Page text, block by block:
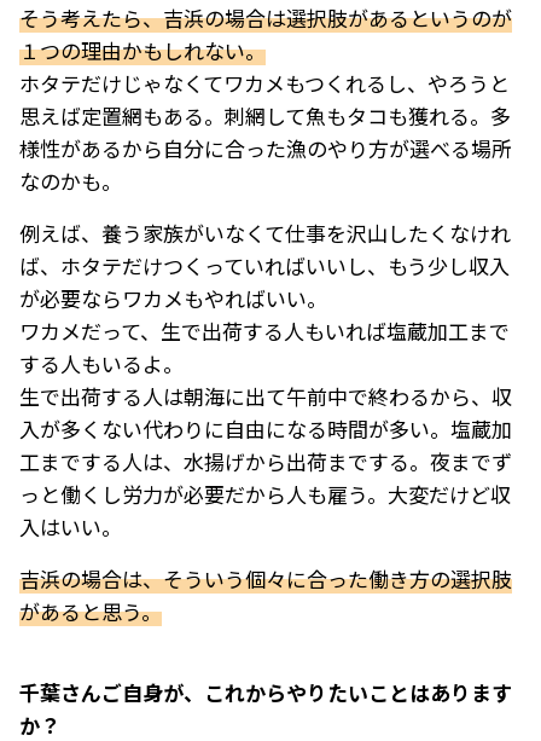
そう考えたら、吉浜の場合は選択肢があるというのが
１つの理由かもしれない。
ホタテだけじゃなくてワカメもつくれるし、やろうと
思えば定置網もある。刺網して魚もタコも獲れる。多
様性があるから自分に合った漁のやり方が選べる場所
なのかも。
例えば、養う家族がいなくて仕事を沢山したくなけれ
ば、ホタテだけつくっていればいいし、もう少し収入
が必要ならワカメもやればいい。
ワカメだって、生で出荷する人もいれば塩蔵加工まで
する人もいるよ。
生で出荷する人は朝海に出て午前中で終わるから、収
入が多くない代わりに自由になる時間が多い。塩蔵加
工までする人は、水揚げから出荷までする。夜までず
っと働くし労力が必要だから人も雇う。大変だけど収
入はいい。
吉浜の場合は、そういう個々に合った働き方の選択肢
があると思う。
――千葉さんご自身が、これからやりたいことはあります
か？